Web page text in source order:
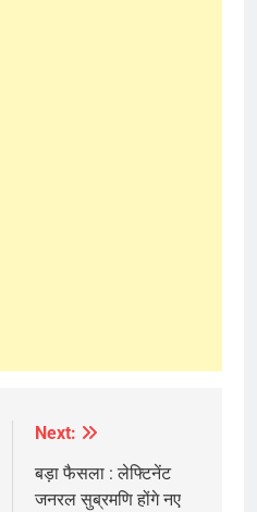
Next:
बड़ा फैसला : लेफ्टिनेंट
जनरल सुब्रमणि होंगे नए